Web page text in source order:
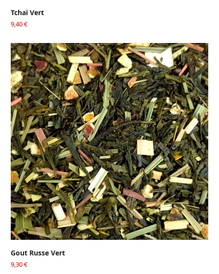
Tchaï Vert
9,40€
Gout Russe Vert
9,30€